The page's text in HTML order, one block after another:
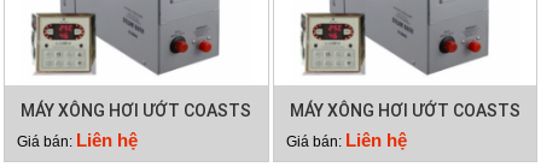
MÁY XÔNG HƠI ƯỚT COASTS
KSB 120
Giá bán: Liên hệ
MÁY XÔNG HƠI ƯỚT COASTS
KSB 90
Giá bán: Liên hệ